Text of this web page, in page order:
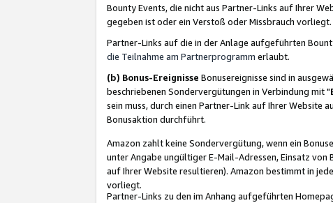
Bounty Events, die nicht aus Partner-Links auf Ihrer
gegeben ist oder ein Verstoß oder Missbrauch vorliegt.
Partner-Links auf die in der Anlage aufgeführten
die Teilnahme am Partnerprogramm erlaubt.
(b) Bonus-Ereignisse Bonusereignisse sind in
beschriebenen Sondervergütungen in Verbindung mit "
sein muss, durch einen Partner-Link auf Ihrer Website
Bonusaktion durchführt.
Amazon zahlt keine Sondervergütung, wenn ein
unter Angabe ungültiger E-Mail-Adressen, Einsatz
auf Ihrer Website resultieren). Amazon bestimmt in
vorliegt.
Partner-Links zu den im Anhang aufgeführten